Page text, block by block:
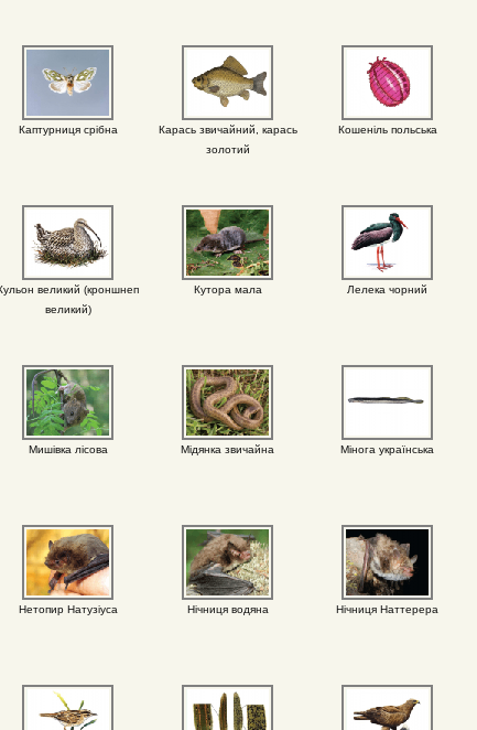
Каптурниця срібна
Карась звичайний, карась
золотий
Кошеніль польська
великий (кроншнеп
великий)
Кутора мала Лелека чорний
Мишівка лісова Мідянка звичайна Мінога українська
Нетопир Натузіуса Нічниця водяна Нічниця Наттерера